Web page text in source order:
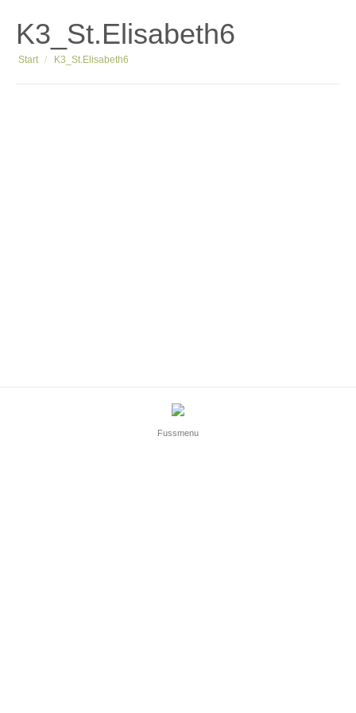
K3_St.Elisabeth6
Sie befinden sich hier:
Start K3_St.Elisabeth6
Fussmenu